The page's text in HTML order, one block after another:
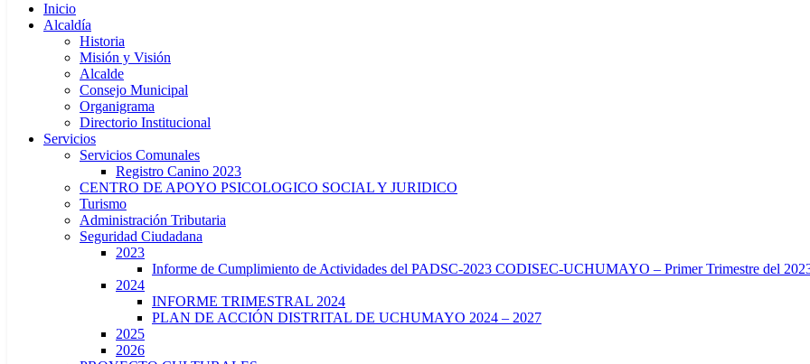
Inicio
Alcaldía
Historia
Misión y Visión
Alcalde
Consejo Municipal
Organigrama
Directorio Institucional
Servicios
Servicios Comunales
Registro Canino 2023
CENTRO DE APOYO PSICOLOGICO SOCIAL Y JURIDICO
Turismo
Administración Tributaria
Seguridad Ciudadana
2023
Informe de Cumplimiento de Actividades del PADSC-2023 CODISEC-UCHUMAYO – Primer Trimestre del
2024
INFORME TRIMESTRAL 2024
PLAN DE ACCIÓN DISTRITAL DE UCHUMAYO 2024 – 2027
2025
2026